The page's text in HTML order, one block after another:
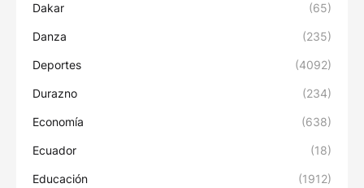
Dakar (65)
Danza (235)
Deportes (4092)
Durazno (234)
Economía (638)
Ecuador (18)
Educación (1912)